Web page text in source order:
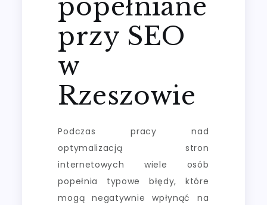
popełniane
przy SEO
w
Rzeszowie
Podczas pracy nad
optymalizacją stron
internetowych wiele osób
popełnia typowe błędy, które
mogą negatywnie wpłynąć na